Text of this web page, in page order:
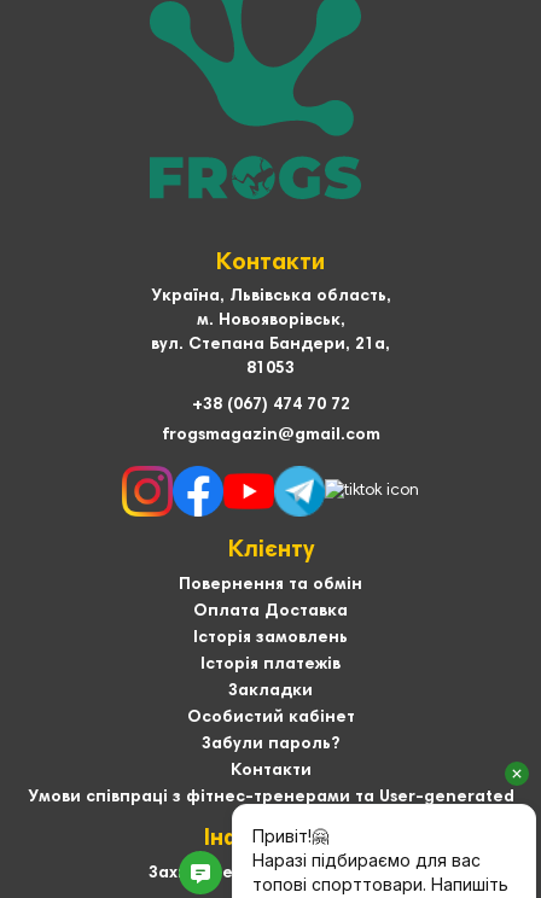
Контакти
Україна, Львівська область,
м. Новояворівськ,
вул. Степана Бандери, 21а,
81053
+38 (067) 474 70 72
frogsmagazin@gmail.com
Клієнту
Повернення та обмін
Оплата Доставка
Історія замовлень
Історія платежів
Закладки
Особистий кабінет
Забули пароль?
Контакти
Умови співпраці з фітнес-тренерами та User-generated
Інформація
Захист персональних даних